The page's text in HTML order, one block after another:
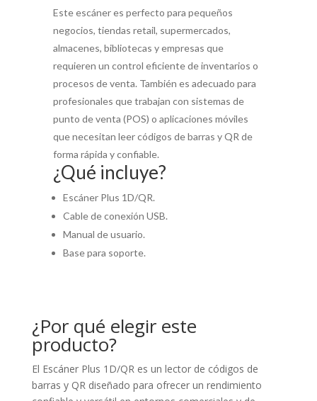
Este escáner es perfecto para pequeños
negocios, tiendas retail, supermercados,
almacenes, bibliotecas y empresas que
requieren un control eficiente de inventarios o
procesos de venta. También es adecuado para
profesionales que trabajan con sistemas de
punto de venta (POS) o aplicaciones móviles
que necesitan leer códigos de barras y QR de
forma rápida y confiable.
¿Qué incluye?
Escáner Plus 1D/QR.
Cable de conexión USB.
Manual de usuario.
Base para soporte.
¿Por qué elegir este
producto?
El Escáner Plus 1D/QR es un lector de códigos de
barras y QR diseñado para ofrecer un rendimiento